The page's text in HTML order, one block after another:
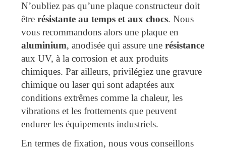
N’oubliez pas qu’une plaque constructeur doit
être résistante au temps et aux chocs. Nous
vous recommandons alors une plaque en
aluminium, anodisée qui assure une résistance
aux UV, à la corrosion et aux produits
chimiques. Par ailleurs, privilégiez une gravure
chimique ou laser qui sont adaptées aux
conditions extrêmes comme la chaleur, les
vibrations et les frottements que peuvent
endurer les équipements industriels.
En termes de fixation, nous vous conseillons